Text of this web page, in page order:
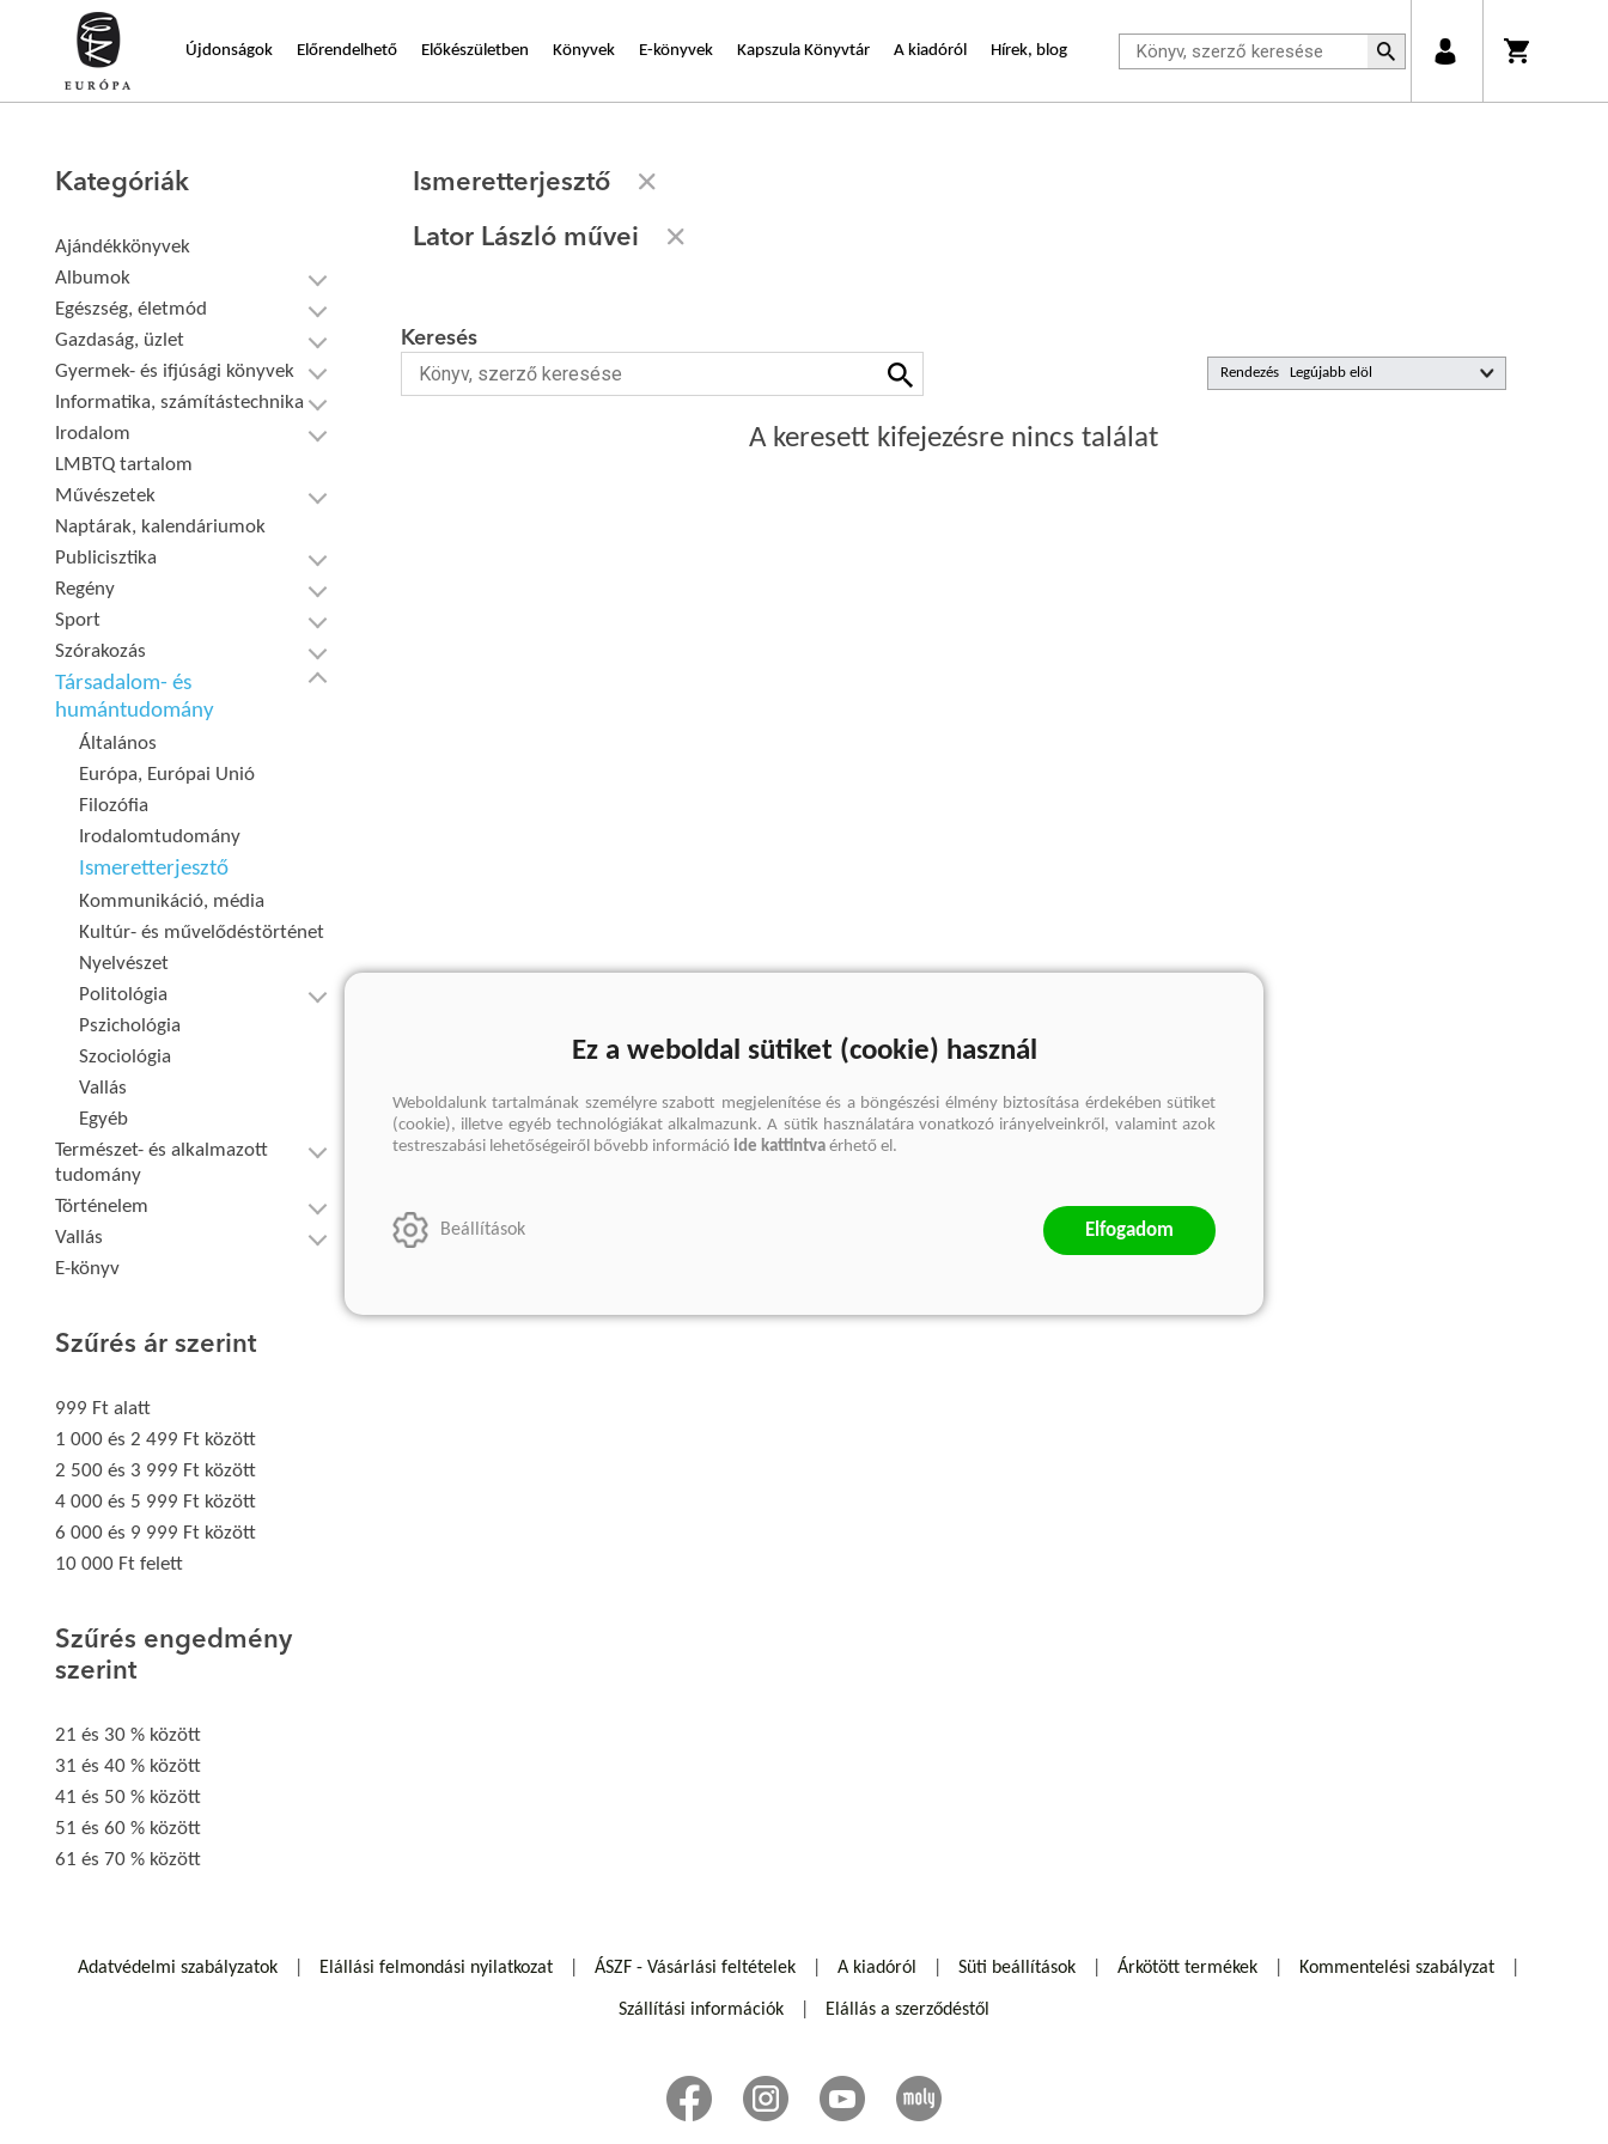
Újdonságok Előrendelhető Előkészületben Könyvek E-könyvek Kapszula Könyvtár A kiadóról Hírek, blog
Kategóriák
Ajándékkönyvek
Albumok
Egészség, életmód
Gazdaság, üzlet
Gyermek- és ifjúsági könyvek
Informatika, számítástechnika
Irodalom
LMBTQ tartalom
Művészetek
Naptárak, kalendáriumok
Publicisztika
Regény
Sport
Szórakozás
Társadalom- és
humántudomány
Általános
Európa, Európai Unió
Filozófia
Irodalomtudomány
Ismeretterjesztő
Kommunikáció, média
Kultúr- és művelődéstörténet
Nyelvészet
Politológia
Pszichológia
Szociológia
Vallás
Egyéb
Természet- és alkalmazott
tudomány
Történelem
Vallás
E-könyv
Szűrés ár szerint
999 Ft alatt
1 000 és 2 499 Ft között
2 500 és 3 999 Ft között
4 000 és 5 999 Ft között
6 000 és 9 999 Ft között
10 000 Ft felett
Szűrés engedmény
szerint
21 és 30 % között
31 és 40 % között
41 és 50 % között
51 és 60 % között
61 és 70 % között
Ismeretterjesztő
Lator László művei
Rendezés
Keresés
A keresett kifejezésre nincs találat
Adatvédelmi szabályzatok Elállási felmondási nyilatkozat ÁSZF - Vásárlási feltételek A kiadóról Süti beállítások Árkötött termékek Kommentelési szabályzat
Szállítási információk Elállás a szerződéstől
Ez a weboldal sütiket (cookie) használ
Weboldalunk tartalmának személyre szabott megjelenítése és a böngészési élmény biztosítása érdekében sütiket
(cookie), illetve egyéb technológiákat alkalmazunk. A sütik használatára vonatkozó irányelveinkről, valamint azok
testreszabási lehetőségeiről bővebb információ ide kattintva érhető el.
Beállítások Elfogadom